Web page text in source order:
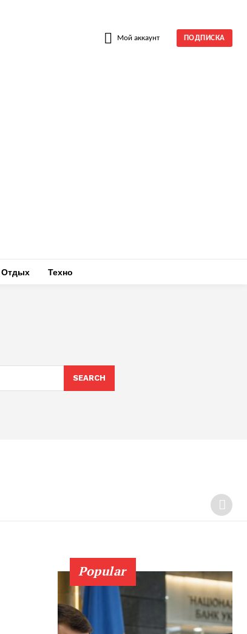
Мой аккаунт ПОДПИСКА
Отдых Техно
SEARCH
Popular